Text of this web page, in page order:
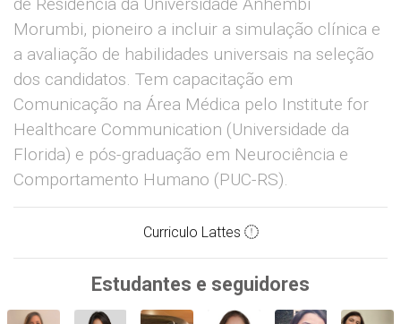
Morumbi, pioneiro a incluir a simulação clínica e
a avaliação de habilidades universais na seleção
dos candidatos. Tem capacitação em
Comunicação na Área Médica pelo Institute for
Healthcare Communication (Universidade da
Florida) e pós-graduação em Neurociência e
Comportamento Humano (PUC-RS).
Curriculo Lattes
Estudantes e seguidores